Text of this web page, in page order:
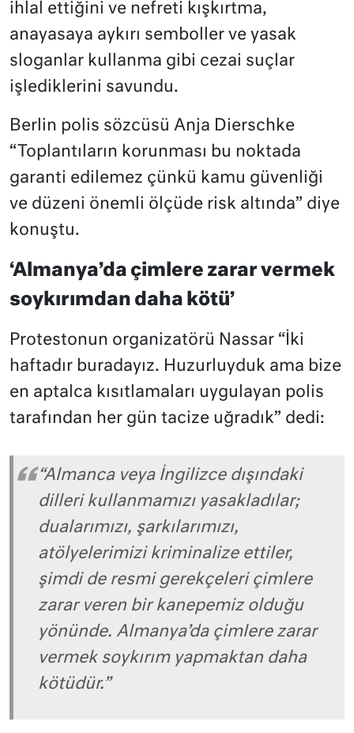
ihlal ettiğini ve nefreti kışkırtma,
anayasaya aykırı semboller ve yasak
sloganlar kullanma gibi cezai suçlar
işlediklerini savundu.
Berlin polis sözcüsü Anja Dierschke
“Toplantıların korunması bu noktada
garanti edilemez çünkü kamu güvenliği
ve düzeni önemli ölçüde risk altında” diye
konuştu.
‘Almanya’da çimlere zarar vermek
soykırımdan daha kötü’
Protestonun organizatörü Nassar “İki
haftadır buradayız. Huzurluyduk ama bize
en aptalca kısıtlamaları uygulayan polis
tarafından her gün tacize uğradık” dedi:
“Almanca veya İngilizce dışındaki
dilleri kullanmamızı yasakladılar;
dualarımızı, şarkılarımızı,
atölyelerimizi kriminalize ettiler,
şimdi de resmi gerekçeleri çimlere
zarar veren bir kanepemiz olduğu
yönünde. Almanya’da çimlere zarar
vermek soykırım yapmaktan daha
kötüdür.”